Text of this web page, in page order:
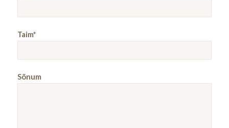
Taim*
Sõnum